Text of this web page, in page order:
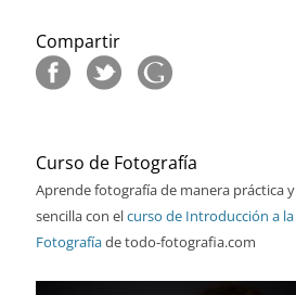
Compartir
Curso de Fotografía
Aprende fotografía de manera práctica y
sencilla con elcurso de Introducción a la
Fotografíade todo-fotografia.com